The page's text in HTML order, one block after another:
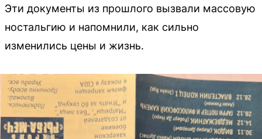
Эти документы из прошлого вызвали массовую
ностальгию и напомнили, как сильно
изменились цены и жизнь.